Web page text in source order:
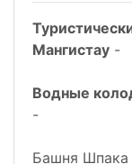
Мангистау -
Водные
-
Башня Шпака